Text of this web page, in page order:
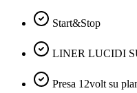
Start&Stop
LINER LUCIDI
Presa 12volt su